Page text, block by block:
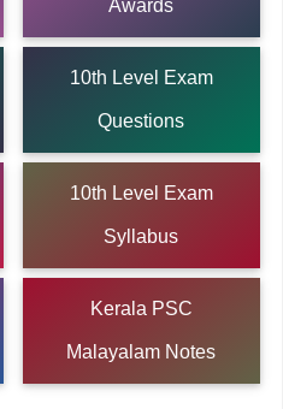
Awards
10th Level Exam
Questions
10th Level Exam
Syllabus
Kerala PSC
Malayalam Notes